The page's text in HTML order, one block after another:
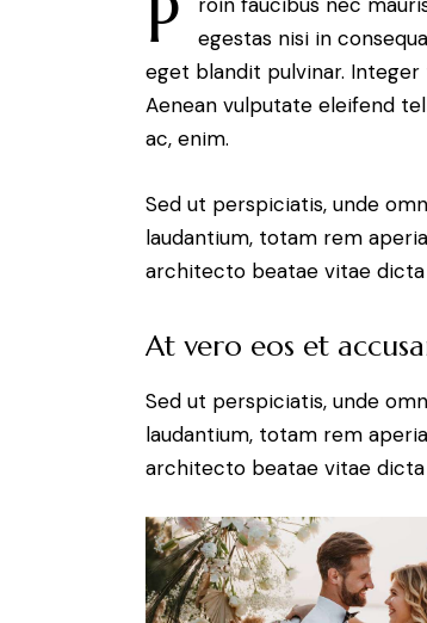
P
egestas nisi in
eget blandit pulvinar. Integer
Aenean vulputate eleifend
ac, enim.
Sed ut perspiciatis, unde
laudantium, totam rem
architecto beatae vitae dicta
At vero eos et
Sed ut perspiciatis, unde
laudantium, totam rem
architecto beatae vitae dicta